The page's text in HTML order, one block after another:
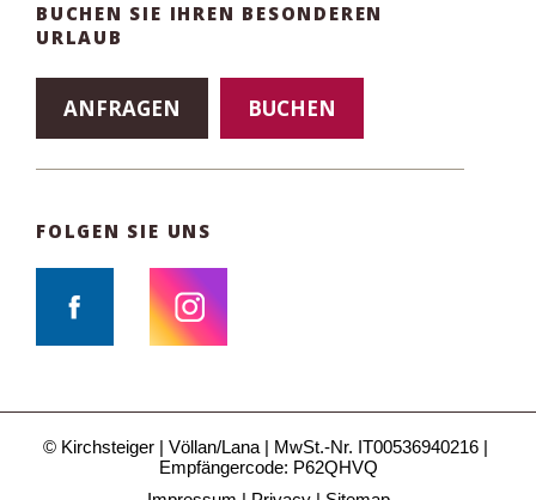
BUCHEN SIE IHREN BESONDEREN
URLAUB
ANFRAGEN BUCHEN
FOLGEN SIE UNS
© Kirchsteiger Völlan/Lana
MwSt.-Nr. IT00536940216
Empfängercode: P62QHVQ